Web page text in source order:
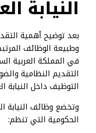
النيابة
بعد توضيح أهمية
وطبيعة الوظائف
في المملكة العربية
التقديم النظامية
التوظيف داخل النيابة
وتخضع وظائف النيابة
الحكومية التي تنظم: